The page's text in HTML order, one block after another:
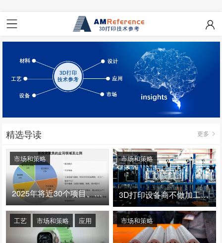
精选导读 更多
2025年将近30个项目、150亿投资：3D打印真的迎来爆发拐点了吗
市场和策略
3D打印设备商不做加工服务，就成了旁观者！
市场和策略
工艺 市场和策略 应用 市场和策略